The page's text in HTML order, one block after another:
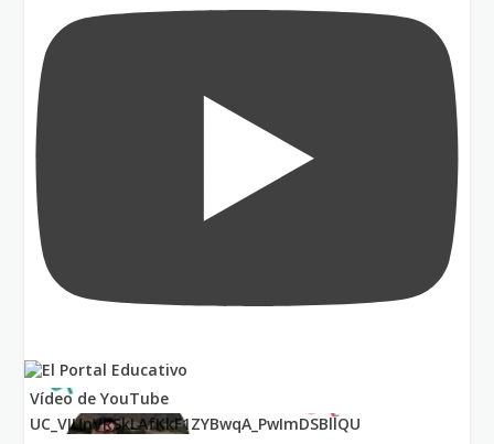
Vídeo de YouTube
UC_VIUnVRSkLAfKkF1ZYBwqA_PwImDSBllQU